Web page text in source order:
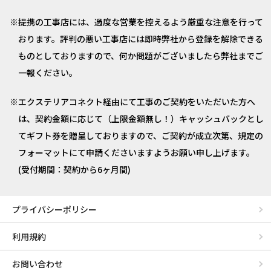
提携の工事店には、過度な営業を控えるよう厳重な注意を行って
おります。評判の悪い工事店には即時弊社から登録を解除できる
ものとしておりますので、何か問題がございましたら弊社までご
一報ください。
エクステリアコネクト経由にて工事のご契約をいただいた方へ
は、契約金額に応じて（上限金額無し！）キャッシュバックとし
てギフト券を贈呈しておりますので、ご契約が成立次第、規定の
フォーマットにて申請くださいますようお願い申し上げます。
(受付期間：契約から6ヶ月間)
プライバシーポリシー
利用規約
お問い合わせ